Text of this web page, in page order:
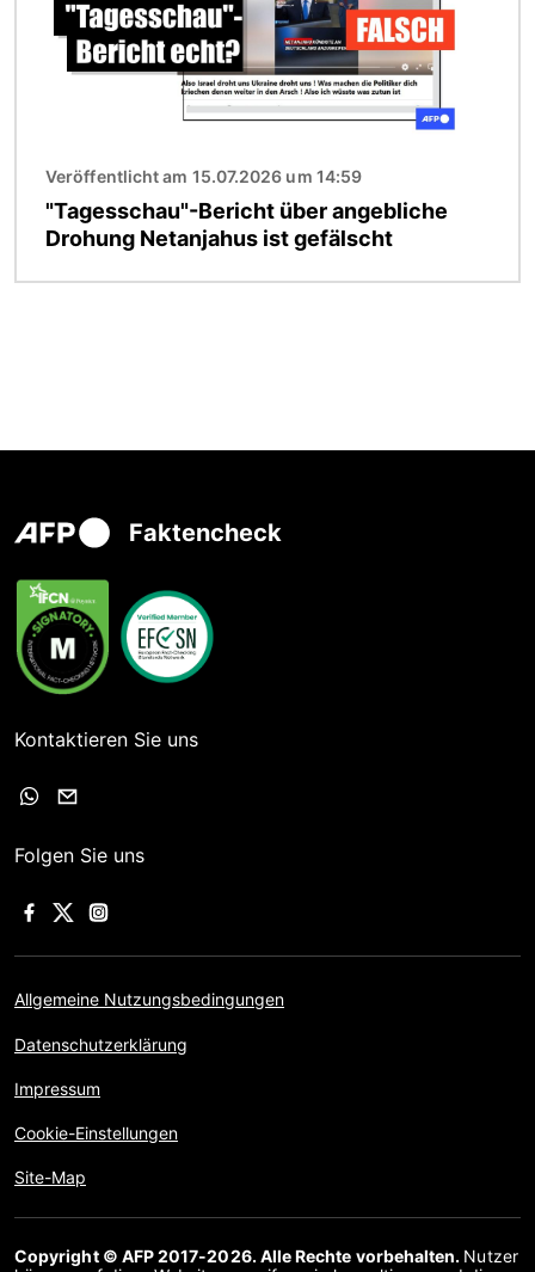
Veröffentlicht am 15.07.2026 um 14:59
"Tagesschau"-Bericht über angebliche
Drohung Netanjahus ist gefälscht
Faktencheck
Kontaktieren Sie uns
Folgen Sie uns
Allgemeine Nutzungsbedingungen
Datenschutzerklärung
Impressum
Cookie-Einstellungen
Site-Map
Copyright © AFP 2017-2026. Alle Rechte vorbehalten. Nutzer